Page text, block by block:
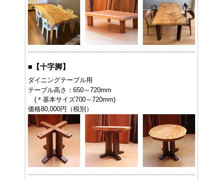
■ 【十字脚】
ダイニングテーブル用
テーブル高さ：650～720mm
(＊基本サイズ700～720mm)
価格80,000円（税別）